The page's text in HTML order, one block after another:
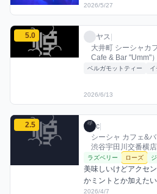
2026/5/27
ヤスのローズミックスを見る
5.0 ヤス / お店シー
ヤス|
大井町 シーシャカ
Cafe & Bar "Umm"）
利用フレーバー
ベルガモットティー イ
評価
2026/6/13
cのローズミックスを見る
2.5 c / お店シーシャ
c|
シーシャ カフェ&
渋谷宇田川交番横店
利用フレーバー
ラズベリー ローズ
コメント
美味しいけどアクセ
かミントとか加えたい
評価
2026/4/7